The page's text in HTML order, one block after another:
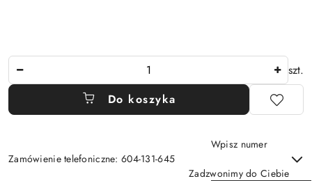
szt.
Do koszyka
Zamówienie telefoniczne: 604-131-645
Wpisz numer
Zadzwonimy do Ciebie